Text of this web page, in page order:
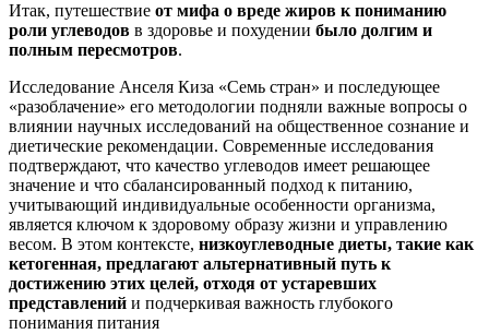
Итак, путешествие от мифа о вреде жиров к пониманию
роли углеводов в здоровье и похудении было долгим и
полным пересмотров.
Исследование Анселя Киза «Семь стран» и последующее
«разоблачение» его методологии подняли важные вопросы о
влиянии научных исследований на общественное сознание и
диетические рекомендации. Современные исследования
подтверждают, что качество углеводов имеет решающее
значение и что сбалансированный подход к питанию,
учитывающий индивидуальные особенности организма,
является ключом к здоровому образу жизни и управлению
весом. В этом контексте, низкоуглеводные диеты, такие как
кетогенная, предлагают альтернативный путь к
достижению этих целей, отходя от устаревших
представлений и подчеркивая важность глубокого
понимания питания